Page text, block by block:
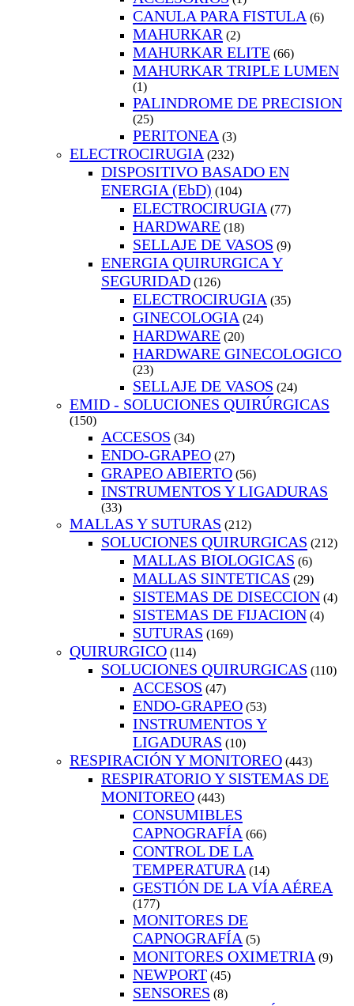
CANULA PARA FISTULA (6)
MAHURKAR (2)
MAHURKAR ELITE (66)
MAHURKAR TRIPLE LUMEN
(1)
PALINDROME DE PRECISION
(25)
PERITONEA (3)
ELECTROCIRUGIA (232)
DISPOSITIVO BASADO EN
ENERGIA (EbD) (104)
ELECTROCIRUGIA (77)
HARDWARE (18)
SELLAJE DE VASOS (9)
ENERGIA QUIRURGICA Y
SEGURIDAD (126)
ELECTROCIRUGIA (35)
GINECOLOGIA (24)
HARDWARE (20)
HARDWARE GINECOLOGICO
(23)
SELLAJE DE VASOS (24)
EMID - SOLUCIONES QUIRÚRGICAS
(150)
ACCESOS (34)
ENDO-GRAPEO (27)
GRAPEO ABIERTO (56)
INSTRUMENTOS Y LIGADURAS
(33)
MALLAS Y SUTURAS (212)
SOLUCIONES QUIRURGICAS (212)
MALLAS BIOLOGICAS (6)
MALLAS SINTETICAS (29)
SISTEMAS DE DISECCION (4)
SISTEMAS DE FIJACION (4)
SUTURAS (169)
QUIRURGICO (114)
SOLUCIONES QUIRURGICAS (110)
ACCESOS (47)
ENDO-GRAPEO (53)
INSTRUMENTOS Y
LIGADURAS (10)
RESPIRACIÓN Y MONITOREO (443)
RESPIRATORIO Y SISTEMAS DE
MONITOREO (443)
CONSUMIBLES
CAPNOGRAFÍA (66)
CONTROL DE LA
TEMPERATURA (14)
GESTIÓN DE LA VÍA AÉREA
(177)
MONITORES DE
CAPNOGRAFÍA (5)
MONITORES OXIMETRIA (9)
NEWPORT (45)
SENSORES (8)